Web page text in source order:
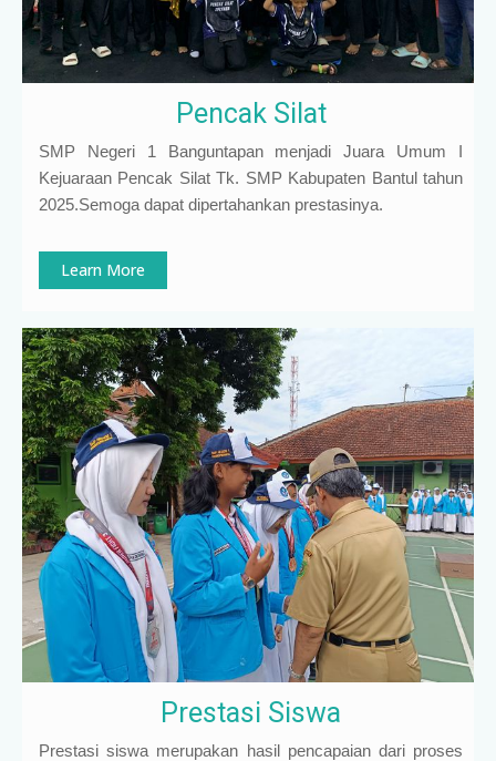
Pencak Silat
SMP Negeri 1 Banguntapan menjadi Juara Umum I
Kejuaraan Pencak Silat Tk. SMP Kabupaten Bantul tahun
2025.Semoga dapat dipertahankan prestasinya.
Learn More
Prestasi Siswa
Prestasi siswa merupakan hasil pencapaian dari proses